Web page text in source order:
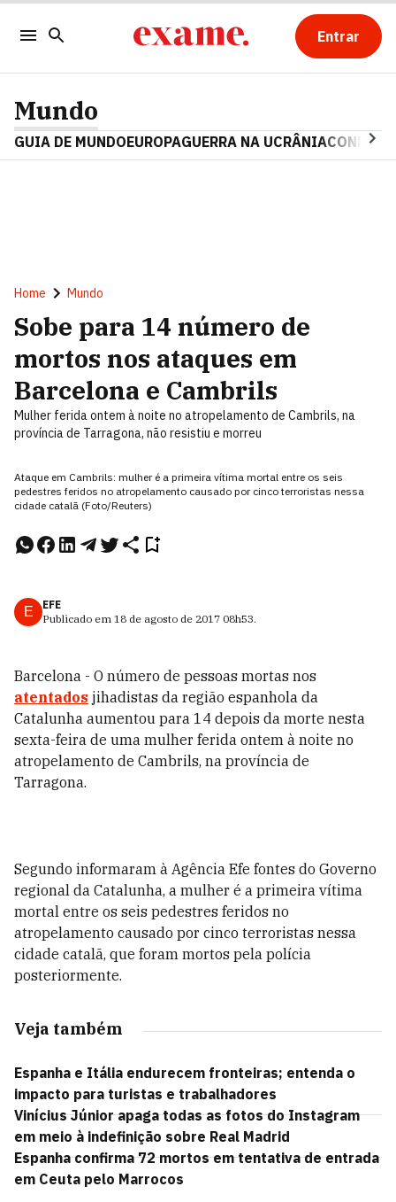
Entrar
Mundo
GUIA DE MUNDOEUROPAGUERRA NA UCRÂNIA
Home Mundo
Sobe para 14 número de
mortos nos ataques em
Barcelona e Cambrils
Mulher ferida ontem à noite no atropelamento de Cambrils, na
província de Tarragona, não resistiu e morreu
Ataque em Cambrils: mulher é a primeira vítima mortal entre os seis
pedestres feridos no atropelamento causado por cinco terroristas nessa
cidade catalã (Foto/Reuters)
E
EFE
Publicado em 18 de agosto de 2017 08h53.
Barcelona - O número de pessoas mortas nos
atentados jihadistas da região espanhola da
Catalunha aumentou para 14 depois da morte nesta
sexta-feira de uma mulher ferida ontem à noite no
atropelamento de Cambrils, na província de
Tarragona.
Segundo informaram à Agência Efe fontes do Governo
regional da Catalunha, a mulher é a primeira vítima
mortal entre os seis pedestres feridos no
atropelamento causado por cinco terroristas nessa
cidade catalã, que foram mortos pela polícia
posteriormente.
Veja também
Espanha e Itália endurecem fronteiras; entenda o
impacto para turistas e trabalhadores
Vinícius Júnior apaga todas as fotos do Instagram
em meio à indefinição sobre Real Madrid
Espanha confirma 72 mortos em tentativa de entrada
em Ceuta pelo Marrocos